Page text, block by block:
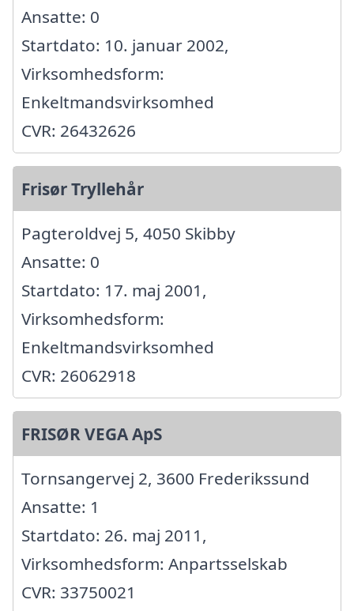
Ansatte: 0
Startdato: 10. januar 2002,
Virksomhedsform:
Enkeltmandsvirksomhed
CVR: 26432626
Frisør Tryllehår
Pagteroldvej 5, 4050 Skibby
Ansatte: 0
Startdato: 17. maj 2001,
Virksomhedsform:
Enkeltmandsvirksomhed
CVR: 26062918
FRISØR VEGA ApS
Tornsangervej 2, 3600 Frederikssund
Ansatte: 1
Startdato: 26. maj 2011,
Virksomhedsform: Anpartsselskab
CVR: 33750021